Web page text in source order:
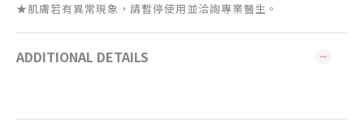
★肌膚若有異常現象，請暫停使用並洽詢專業醫生。
ADDITIONAL DETAILS